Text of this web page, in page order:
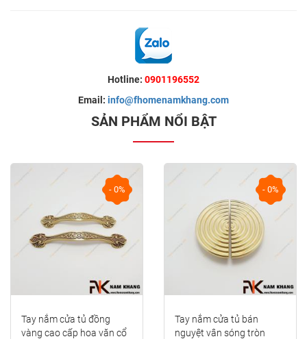
Hotline: 0901196552
Email: info@fhomenamkhang.com
SẢN PHẨM NỔI BẬT
- 0%
Tay nắm cửa tủ đồng
vàng cao cấp hoa văn cổ
- 0%
Tay nắm cửa tủ bán
nguyệt vân sóng tròn